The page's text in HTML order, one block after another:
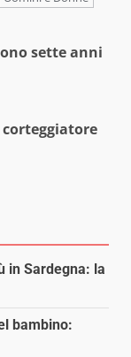
sette anni
in Sardegna: la
bambino: